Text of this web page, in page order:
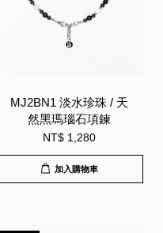
MJ2BN1 淡水珍珠 / 天
然黑瑪瑙石項鍊
NT$ 1,280
加入購物車